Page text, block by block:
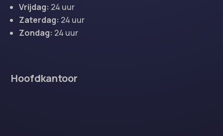
Vrijdag: 24 uur
Zaterdag: 24 uur
Zondag: 24 uur
Hoofdkantoor